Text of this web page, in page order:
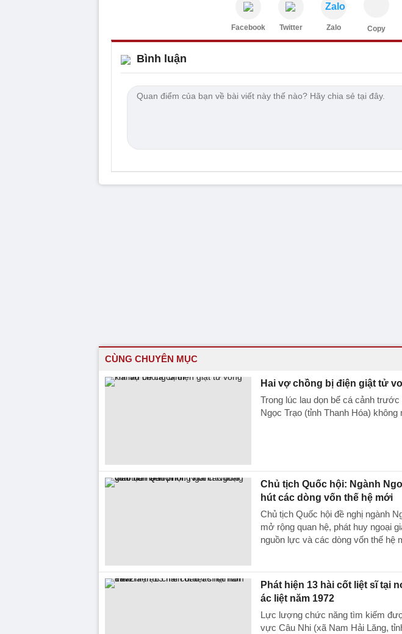
Facebook Twitter
Zalo
Zalo Copy
Bình luận
CÙNG CHUYÊN MỤC
Hai vợ chồng bị điện giật tử
Trong lúc lau dọn bể cá cảnh
Ngọc Trạo (tỉnh Thanh Hóa)
Chủ tịch Quốc hội: Ngành
hút các dòng vốn thế hệ mới
Chủ tịch Quốc hội đề nghị ngành
mở rộng quan hệ, phát huy ngoại
nguồn lực và các dòng vốn thế hệ
Phát hiện 13 hài cốt liệt sĩ tại
ác liệt năm 1972
Lực lượng chức năng tìm kiếm
vực Câu Nhi (xã Nam Hải Lăng,